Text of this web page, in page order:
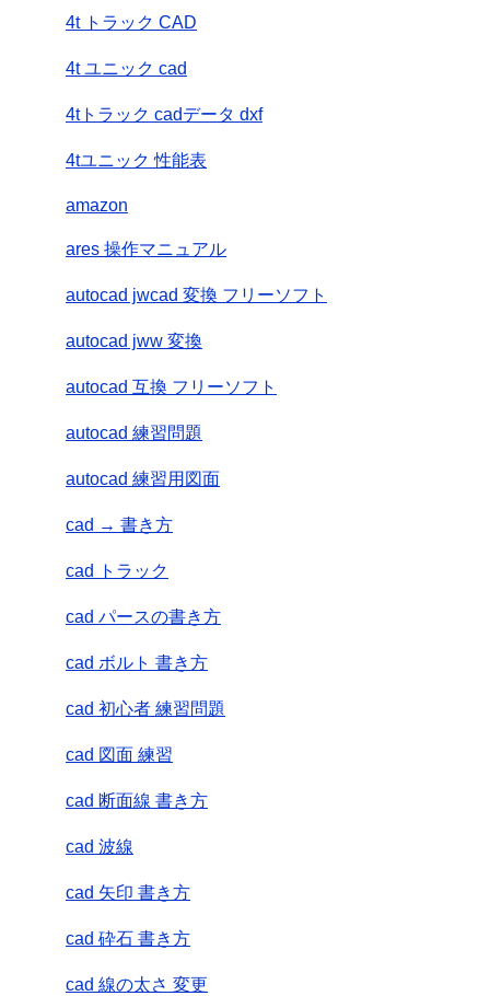
4t トラック CAD
4t ユニック cad
4tトラック cadデータ dxf
4tユニック 性能表
amazon
ares 操作マニュアル
autocad jwcad 変換 フリーソフト
autocad jww 変換
autocad 互換 フリーソフト
autocad 練習問題
autocad 練習用図面
cad → 書き方
cad トラック
cad パースの書き方
cad ボルト 書き方
cad 初心者 練習問題
cad 図面 練習
cad 断面線 書き方
cad 波線
cad 矢印 書き方
cad 砕石 書き方
cad 線の太さ 変更